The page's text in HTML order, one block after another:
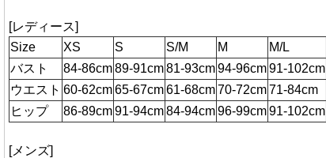
[レディース]
Size
XS S S/M M M/L
バスト
84-86cm89-91cm81-93cm94-96cm91-102cm
ウエスト 60-62cm65-67cm61-68cm70-72cm71-84cm
ヒップ
86-89cm91-94cm84-94cm96-99cm91-102cm
[メンズ]